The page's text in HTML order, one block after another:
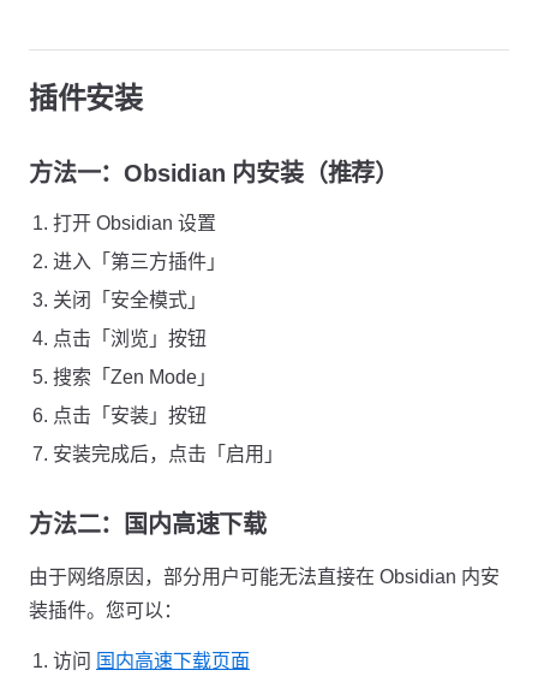
插件安装
方法一：Obsidian 内安装（推荐）
打开 Obsidian 设置
进入「第三方插件」
关闭「安全模式」
点击「浏览」按钮
搜索「Zen Mode」
点击「安装」按钮
安装完成后，点击「启用」
方法二：国内高速下载
由于网络原因，部分用户可能无法直接在 Obsidian 内安
装插件。您可以：
访问 国内高速下载页面